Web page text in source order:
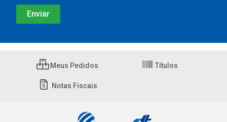
Meus Pedidos Títulos
Notas Fiscais